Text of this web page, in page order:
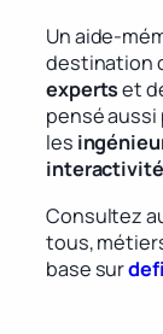
Un aide-
destination
expertset
pensé aussi
les
interactivité
Consultez
tous,
base sur